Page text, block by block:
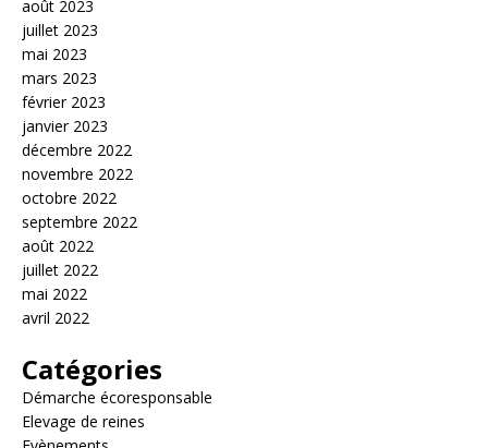
août 2023
juillet 2023
mai 2023
mars 2023
février 2023
janvier 2023
décembre 2022
novembre 2022
octobre 2022
septembre 2022
août 2022
juillet 2022
mai 2022
avril 2022
Catégories
Démarche écoresponsable
Elevage de reines